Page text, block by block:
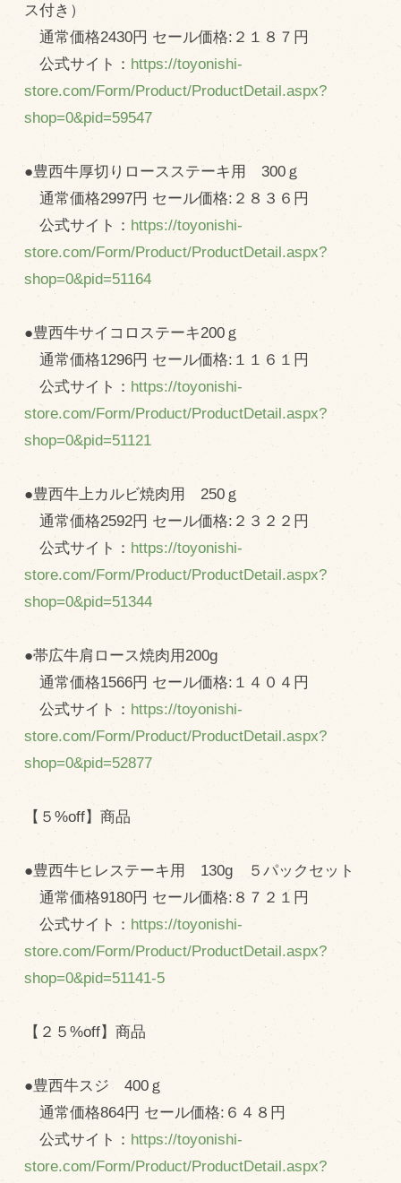
ス付き）
通常価格2430円 セール価格:２１８７円
公式サイト： https://toyonishi-
store.com/Form/Product/ProductDetail.aspx?
shop=0&pid=59547
●豊西牛厚切りロースステーキ用 300ｇ
通常価格2997円 セール価格:２８３６円
公式サイト： https://toyonishi-
store.com/Form/Product/ProductDetail.aspx?
shop=0&pid=51164
●豊西牛サイコロステーキ200ｇ
通常価格1296円 セール価格:１１６１円
公式サイト： https://toyonishi-
store.com/Form/Product/ProductDetail.aspx?
shop=0&pid=51121
●豊西牛上カルビ焼肉用 250ｇ
通常価格2592円 セール価格:２３２２円
公式サイト： https://toyonishi-
store.com/Form/Product/ProductDetail.aspx?
shop=0&pid=51344
●帯広牛肩ロース焼肉用200g
通常価格1566円 セール価格:１４０４円
公式サイト： https://toyonishi-
store.com/Form/Product/ProductDetail.aspx?
shop=0&pid=52877
【５%off】商品
●豊西牛ヒレステーキ用 130g ５パックセット
通常価格9180円 セール価格:８７２１円
公式サイト： https://toyonishi-
store.com/Form/Product/ProductDetail.aspx?
shop=0&pid=51141-5
【２５%off】商品
●豊西牛スジ 400ｇ
通常価格864円 セール価格:６４８円
公式サイト： https://toyonishi-
store.com/Form/Product/ProductDetail.aspx?